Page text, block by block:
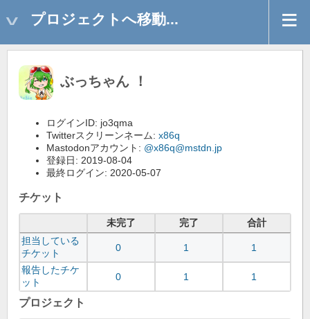
プロジェクトへ移動...
ぶっちゃん ！
ログインID: jo3qma
Twitterスクリーンネーム: x86q
Mastodonアカウント: @x86q@mstdn.jp
登録日: 2019-08-04
最終ログイン: 2020-05-07
チケット
未完了 完了
合計
担当している
チケット
0 1
1
報告したチケ
ット
0 1 1
プロジェクト